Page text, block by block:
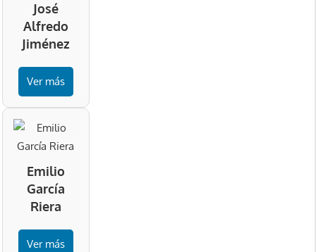
José
Alfredo
Jiménez
Ver más
Emilio
García
Riera
Ver más